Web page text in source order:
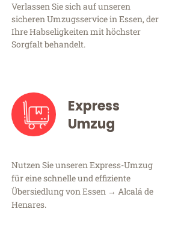
Verlassen Sie sich auf unseren
sicheren Umzugsservice in Essen, der
Ihre Habseligkeiten mit höchster
Sorgfalt behandelt.
Express
Umzug
Nutzen Sie unseren Express-Umzug
für eine schnelle und effiziente
Übersiedlung von Essen → Alcalá de
Henares.